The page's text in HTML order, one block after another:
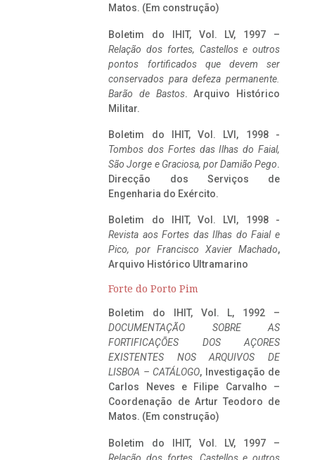
Matos. (Em construção)
Boletim do IHIT, Vol. LV, 1997 –
Relação dos fortes, Castellos e outros
pontos fortificados que devem ser
conservados para defeza permanente.
Barão de Bastos. Arquivo Histórico
Militar.
Boletim do IHIT, Vol. LVI, 1998 -
Tombos dos Fortes das Ilhas do Faial,
São Jorge e Graciosa, por Damião Pego.
Direcção dos Serviços de
Engenharia do Exército.
Boletim do IHIT, Vol. LVI, 1998 -
Revista aos Fortes das Ilhas do Faial e
Pico, por Francisco Xavier Machado,
Arquivo Histórico Ultramarino
Forte do Porto Pim
Boletim do IHIT, Vol. L, 1992 –
DOCUMENTAÇÃO SOBRE AS
FORTIFICAÇÕES DOS AÇORES
EXISTENTES NOS ARQUIVOS DE
LISBOA – CATÁLOGO, Investigação de
Carlos Neves e Filipe Carvalho –
Coordenação de Artur Teodoro de
Matos. (Em construção)
Boletim do IHIT, Vol. LV, 1997 –
Relação dos fortes, Castellos e outros